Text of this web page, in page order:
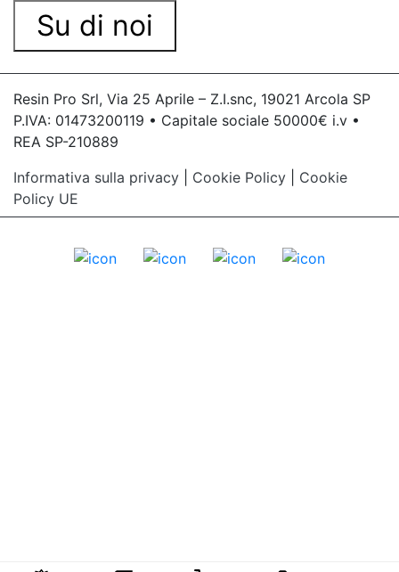
Su di noi
Resin Pro Srl, Via 25 Aprile – Z.I.snc, 19021 Arcola SP
P.IVA: 01473200119 • Capitale sociale 50000€ i.v •
REA SP-210889
Informativa sulla privacy
Cookie Policy
Cookie
Policy UE